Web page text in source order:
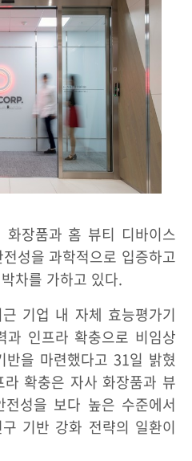
화장품과 홈 뷰티 디바이스
성을 과학적으로 입증하고
차를 가하고 있다.
기업 내 자체 효능평가기
과 인프라 확충으로 비임상
을 마련했다고 31일 밝혔
확충은 자사 화장품과 뷰
성을 보다 높은 수준에서
기반 강화 전략의 일환이